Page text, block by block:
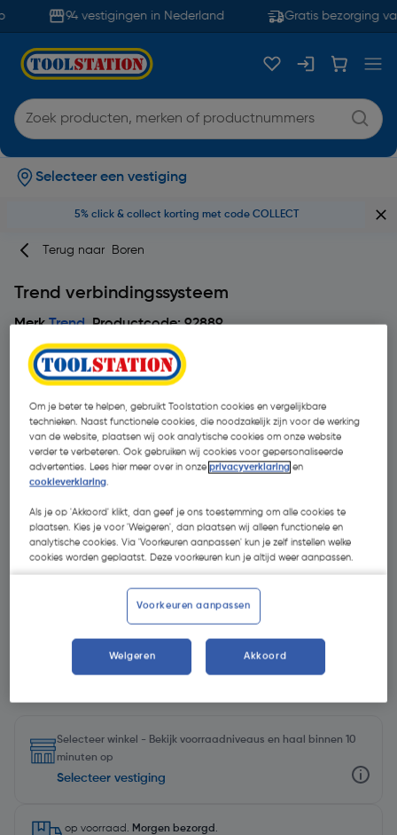
94 vestigingen in Nederland Gratis bezorging
Selecteer een vestiging
5% click & collect korting met code COLLECT
Terug naar Boren
Trend verbindingssysteem
MerkTrend Productcode: 92889
€ 126,25| Excl. btw € 104,34
Selecteer winkel - Bekijk voorraadniveaus en haal binnen 10
minuten op
Selecteer vestiging
op voorraad. Morgen bezorgd .
Om je beter te helpen, gebruikt Toolstation cookies en vergelijkbare
technieken. Naast functionele cookies, die noodzakelijk zijn voor de werking
van de website, plaatsen wij ook analytische cookies om onze website
verder te verbeteren. Ook gebruiken wij cookies voor gepersonaliseerde
advertenties. Lees hier meer over in onzeprivacyverklaring en
cookieverklaring.
Als je op 'Akkoord' klikt, dan geef je ons toestemming om alle cookies te
plaatsen. Kies je voor 'Weigeren', dan plaatsen wij alleen functionele en
analytische cookies. Via 'Voorkeuren aanpassen' kun je zelf instellen welke
cookies worden geplaatst. Deze voorkeuren kun je altijd weer aanpassen.
Voorkeuren aanpassen
Weigeren Akkoord